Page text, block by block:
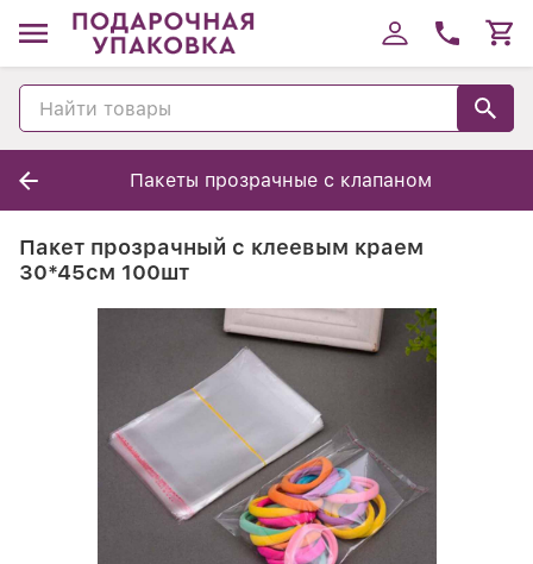
Пакеты прозрачные с клапаном
Пакет прозрачный с клеевым краем
30*45см 100шт